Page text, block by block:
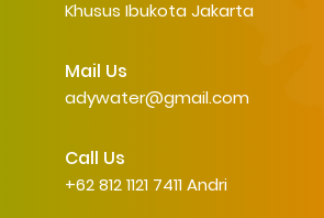
Khusus Ibukota Jakarta
Mail Us
adywater@gmail.com
Call Us
+62 812 1121 7411 Andri